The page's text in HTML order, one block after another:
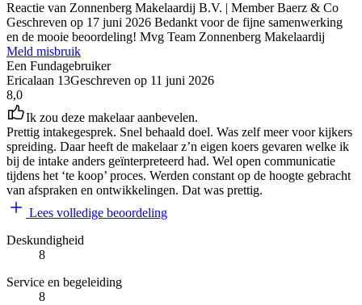
Reactie van Zonnenberg Makelaardij B.V. | Member Baerz & Co
Geschreven op 17 juni 2026 Bedankt voor de fijne samenwerking
en de mooie beoordeling! Mvg Team Zonnenberg Makelaardij
Meld misbruik
Een Fundagebruiker
Ericalaan 13Geschreven op 11 juni 2026
8,0
Ik zou deze makelaar aanbevelen.
Prettig intakegesprek. Snel behaald doel. Was zelf meer voor kijkers
spreiding. Daar heeft de makelaar z’n eigen koers gevaren welke ik
bij de intake anders geïnterpreteerd had. Wel open communicatie
tijdens het ‘te koop’ proces. Werden constant op de hoogte gebracht
van afspraken en ontwikkelingen. Dat was prettig.
Lees volledige beoordeling
Deskundigheid
8
Service en begeleiding
8